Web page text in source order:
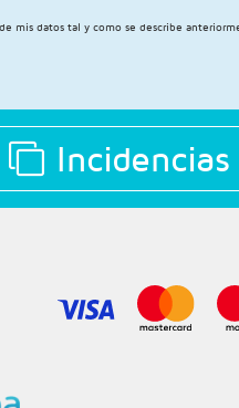
mis datos tal y como se describe
Incidencias